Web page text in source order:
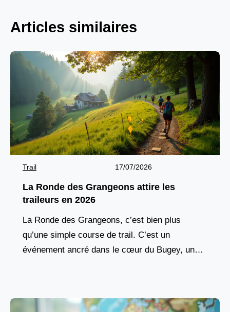
Articles similaires
Trail 17/07/2026
La Ronde des Grangeons attire les
traileurs en 2026
La Ronde des Grangeons, c’est bien plus
qu’une simple course de trail. C’est un
événement ancré dans le cœur du Bugey, une